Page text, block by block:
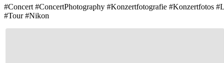
#Concert #ConcertPhotography #Konzertfotografie #Konzertfotos
#Tour #Nikon